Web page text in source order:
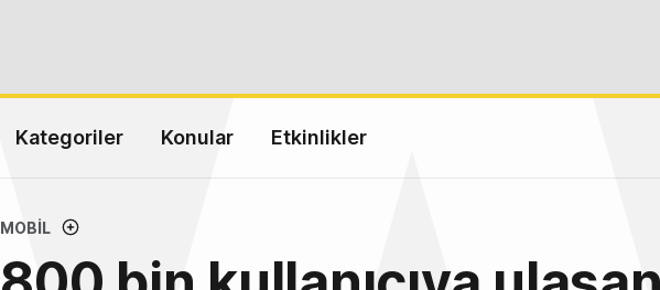
Kategoriler Konular Etkinlikler
MOBIL